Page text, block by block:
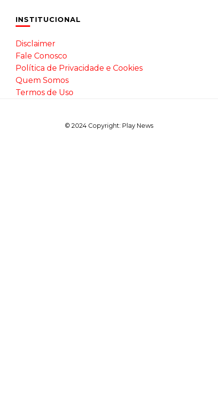
INSTITUCIONAL
Disclaimer
Fale Conosco
Política de Privacidade e Cookies
Quem Somos
Termos de Uso
© 2024 Copyright: Play News